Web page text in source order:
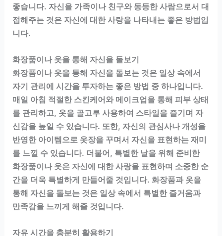
좋습니다. 자신을 가족이나 친구와 동등한 사람으로서 대
접해주는 것은 자신에 대한 사랑을 나타내는 좋은 방법입
니다.
화장품이나 옷을 통해 자신을 돌보기
화장품이나 옷을 통해 자신을 돌보는 것은 일상 속에서
자기 관리에 시간을 투자하는 좋은 방법 중 하나입니다.
매일 아침 적절한 스킨케어와 메이크업을 통해 피부 상태
를 관리하고, 옷을 골고루 사용하여 스타일을 즐기며 자
신감을 높일 수 있습니다. 또한, 자신의 관심사나 개성을
반영한 아이템으로 옷장을 꾸며서 자신을 표현하는 재미
를 느낄 수 있습니다. 더불어, 특별한 날을 위해 준비한
화장품이나 옷은 자신에 대한 사랑을 표현하며 소중한 순
간을 더욱 특별하게 만들어줄 것입니다. 화장품과 옷을
통해 자신을 돌보는 것은 일상 속에서 특별한 즐거움과
만족감을 느끼게 해줄 것입니다.
자유 시간을 충분히 활용하기